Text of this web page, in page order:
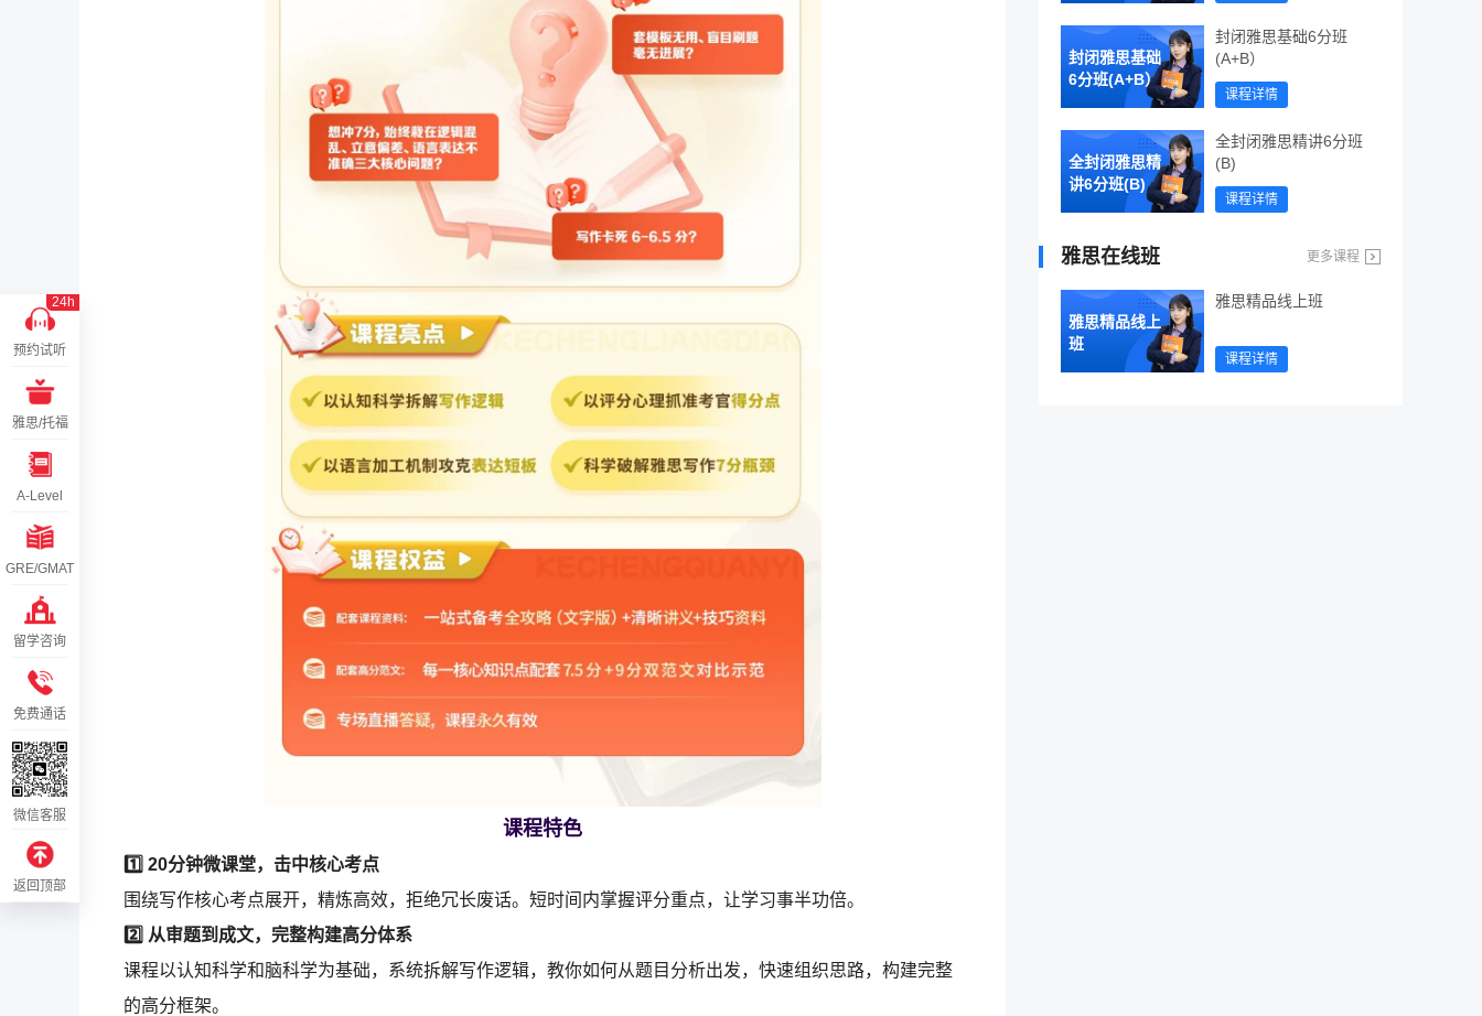
课程特色
1️⃣ 20分钟微课堂，击中核心考点
围绕写作核心考点展开，精炼高效，拒绝冗长废话。短时间内掌握评分重点，让学习事半功倍。
2️⃣ 从审题到成文，完整构建高分体系
课程以认知科学和脑科学为基础，系统拆解写作逻辑，教你如何从题目分析出发，快速组织思路，构建完整
的高分框架。
封闭雅思基础
6分班(A+B）
封闭雅思基础6分班
(A+B）
课程详情
全封闭雅思精
讲6分班(B)
全封闭雅思精讲6分班
(B)
课程详情
雅思在线班 更多课程
雅思精品线上
班
雅思精品线上班
课程详情
24h
预约试听
雅思/托福
A-Level
GRE/GMAT
留学咨询
免费通话
微信客服
返回顶部